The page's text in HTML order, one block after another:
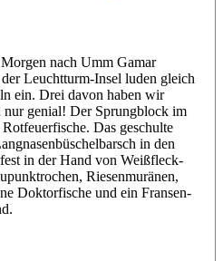
nach Umm Gamar
Leuchtturm-Insel luden gleich
ein. Drei davon haben wir
nur genial! Der Sprungblock im
Das geschulte
in den
in der Hand von Weißfleck-
Riesenmuränen,
Doktorfische und ein Fransen-